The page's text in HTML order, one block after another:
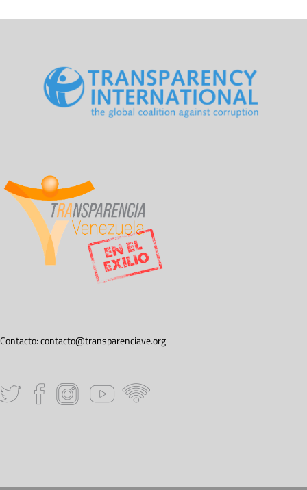
Contacto:contacto@transparenciave.org